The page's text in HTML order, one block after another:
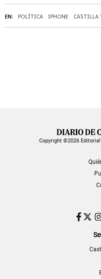
EN: POLÍTICA IPHONE CASTILLA
Copyright ©2026